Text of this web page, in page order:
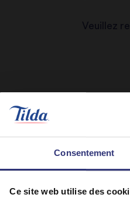
Consentement
Ce site web utilise des
Veuillez